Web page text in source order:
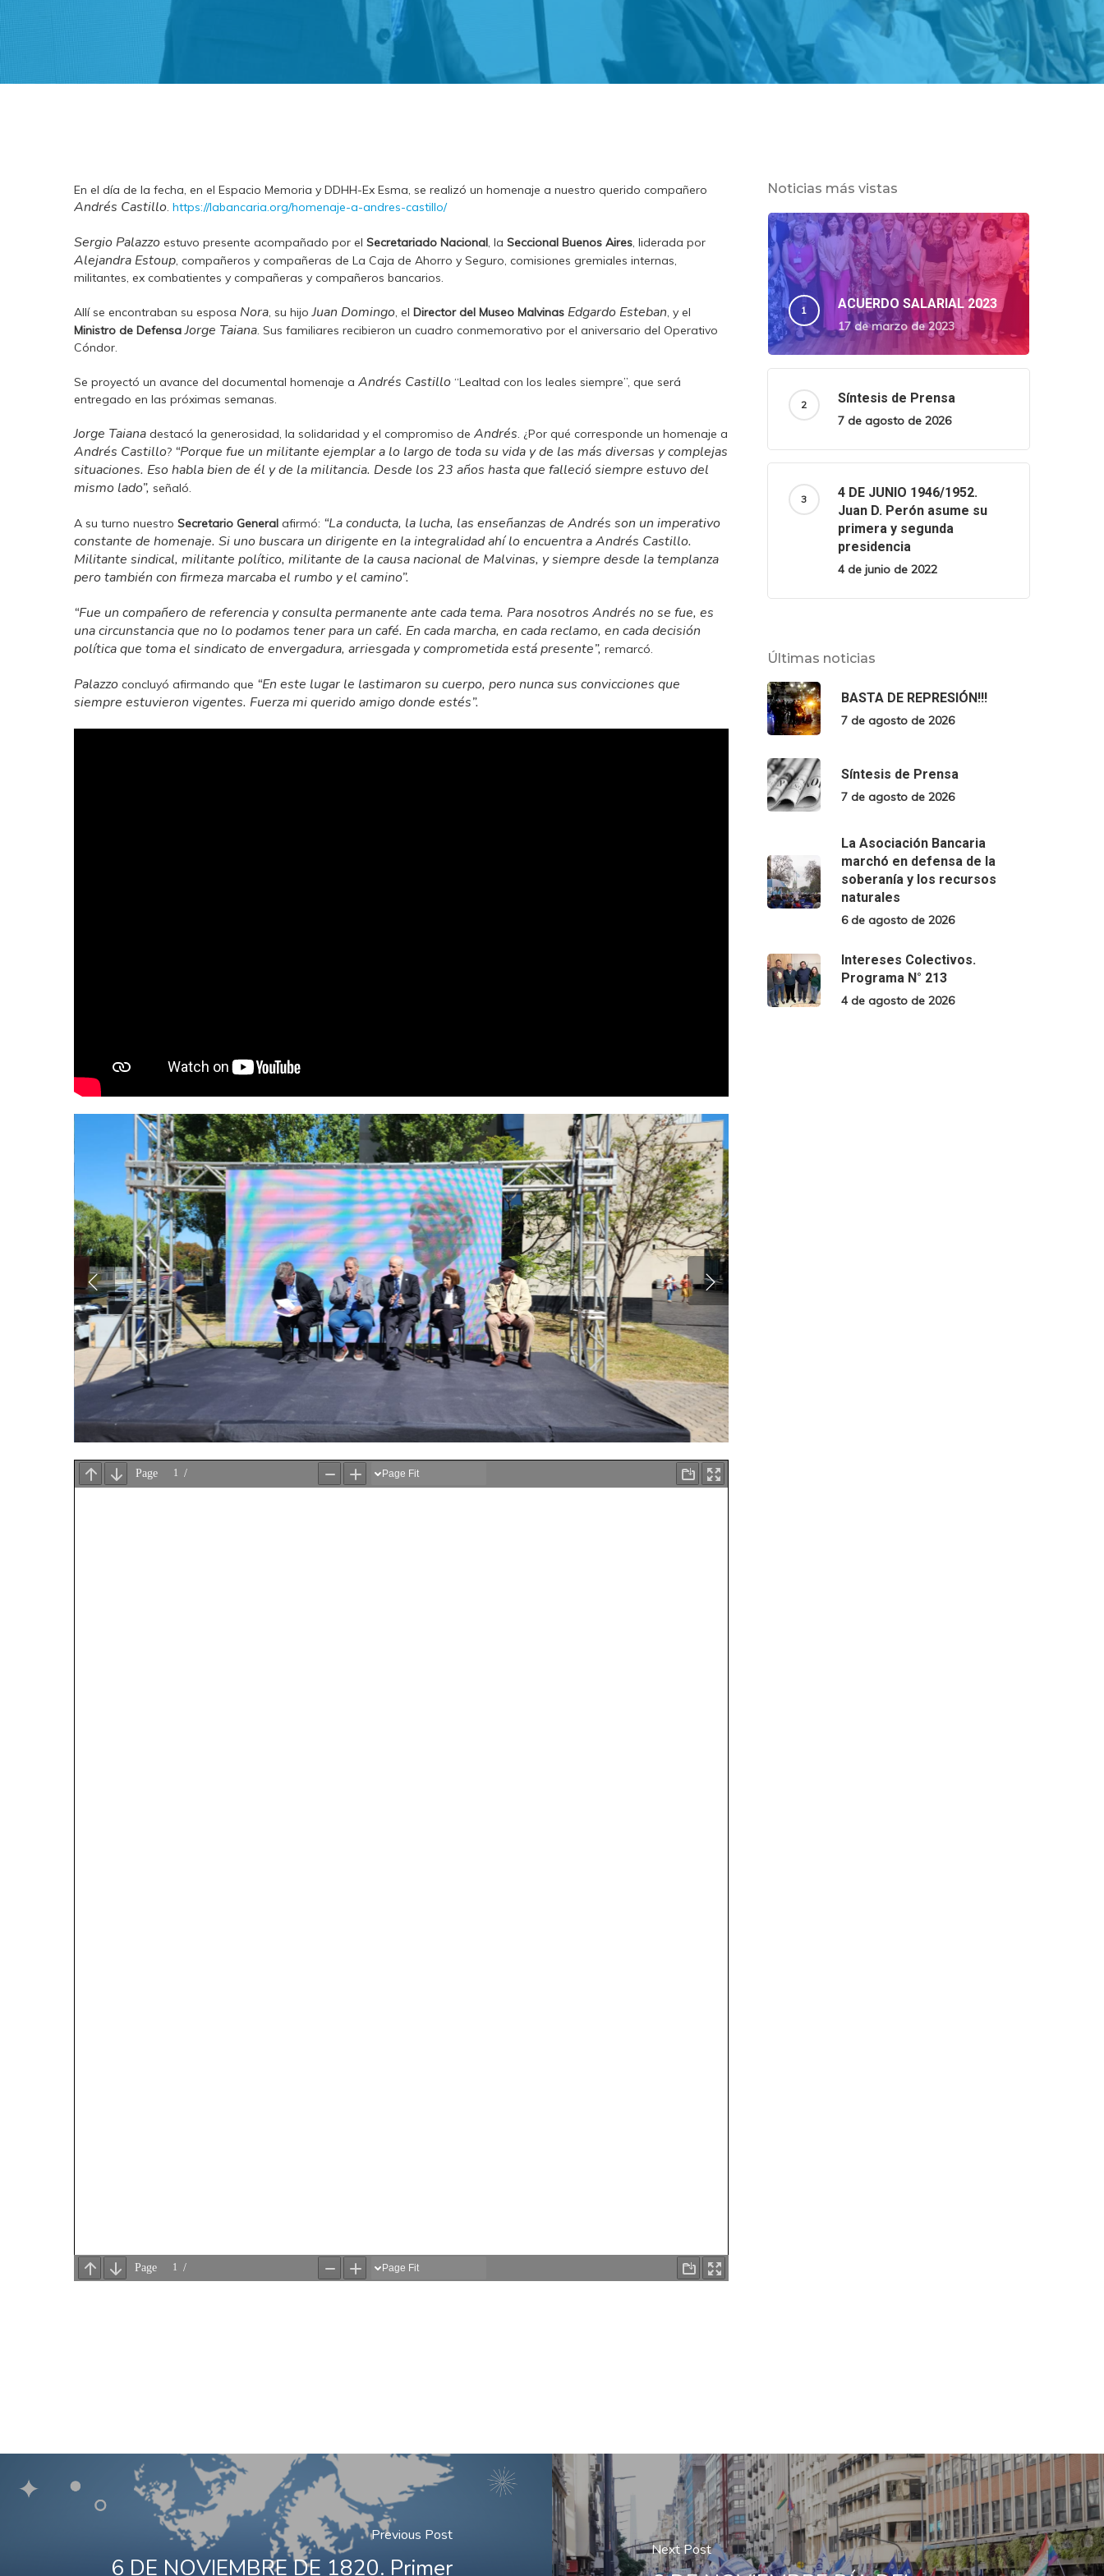
En el día de la fecha, en el Espacio Memoria y DDHH-Ex Esma, se realizó un homenaje a nuestro querido compañero
Andrés Castillo.https://labancaria.org/homenaje-a-andres-castillo/
Sergio Palazzo estuvo presente acompañado por elSecretariado Nacional, laSeccional Buenos Aires, liderada por
Alejandra Estoup, compañeros y compañeras de La Caja de Ahorro y Seguro, comisiones gremiales internas,
militantes, ex combatientes y compañeras y compañeros bancarios.
Allí se encontraban su esposa Nora, su hijoJuan Domingo, elDirector del Museo Malvinas Edgardo Esteban, y el
Ministro de Defensa Jorge Taiana. Sus familiares recibieron un cuadro conmemorativo por el aniversario del Operativo
Cóndor.
Se proyectó un avance del documental homenaje aAndrés Castillo “Lealtad con los leales siempre”, que será
entregado en las próximas semanas.
Jorge Taiana destacó la generosidad, la solidaridad y el compromiso deAndrés. ¿Por qué corresponde un homenaje a
Andrés Castillo? “Porque fue un militante ejemplar a lo largo de toda su vida y de las más diversas y complejas
situaciones. Eso habla bien de él y de la militancia. Desde los 23 años hasta que falleció siempre estuvo del
mismo lado”, señaló.
A su turno nuestroSecretario General afirmó: “La conducta, la lucha, las enseñanzas de Andrés son un imperativo
constante de homenaje. Si uno buscara un dirigente en la integralidad ahí lo encuentra a Andrés Castillo.
Militante sindical, militante político, militante de la causa nacional de Malvinas, y siempre desde la templanza
pero también con firmeza marcaba el rumbo y el camino”.
“Fue un compañero de referencia y consulta permanente ante cada tema. Para nosotros Andrés no se fue, es
una circunstancia que no lo podamos tener para un café. En cada marcha, en cada reclamo, en cada decisión
política que toma el sindicato de envergadura, arriesgada y comprometida está presente”, remarcó.
Palazzo concluyó afirmando que “En este lugar le lastimaron su cuerpo, pero nunca sus convicciones que
siempre estuvieron vigentes. Fuerza mi querido amigo donde estés”.
Noticias más vistas
ACUERDO SALARIAL 2023
17 de marzo de 2023
Síntesis de Prensa
7 de agosto de 2026
4 DE JUNIO 1946/1952.
Juan D. Perón asume su
primera y segunda
presidencia
4 de junio de 2022
Últimas noticias
BASTA DE REPRESIÓN!!!
7 de agosto de 2026
Síntesis de Prensa
7 de agosto de 2026
La Asociación Bancaria
marchó en defensa de la
soberanía y los recursos
naturales
6 de agosto de 2026
Intereses Colectivos.
Programa N° 213
4 de agosto de 2026
Previous Post
6 DE NOVIEMBRE DE 1820. Primer
Next Post